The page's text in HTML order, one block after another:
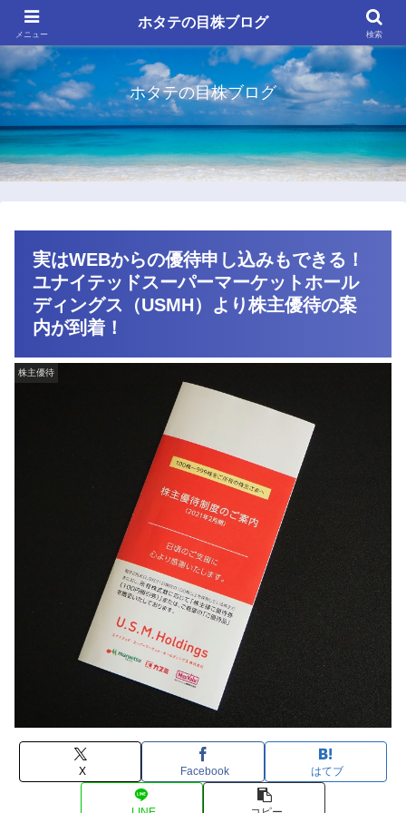
ホタテの目株ブログ
実はWEBからの優待申し込みもできる！
ユナイテッドスーパーマーケットホール
ディングス（USMH）より株主優待の案
内が到着！
株主優待
X Facebook はてブ
メニュー
ホタテの目株ブログ
検索